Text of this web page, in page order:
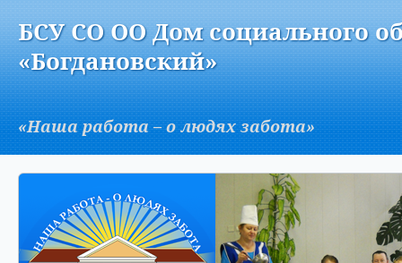
AБСУ СО ОО Дом социального
«Богдановский»
«Наша работа – о людях забота»